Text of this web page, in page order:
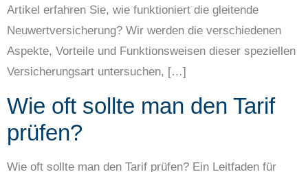
Artikel erfahren Sie, wie funktioniert die gleitende
Neuwertversicherung? Wir werden die verschiedenen
Aspekte, Vorteile und Funktionsweisen dieser speziellen
Versicherungsart untersuchen, […]
Wie oft sollte man den Tarif
prüfen?
Wie oft sollte man den Tarif prüfen? Ein Leitfaden für